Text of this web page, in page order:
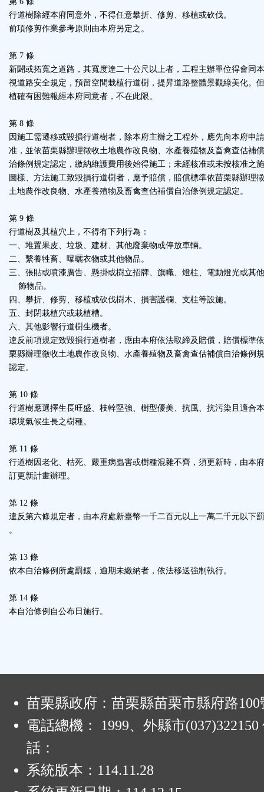
行道樹除經本府同意外，不得任意攀折、修剪、移植或砍伐。
前項修剪作業參考原則由本府另定之。
第 7 條
新闢或拓寬之道路，其寬度達二十公尺以上者，工程主辦單位得會同
視道路安全規定，預留空間栽植行道樹，提昇道路整體景觀綠美化。
植確有困難報經本府同意者，不在此限。
第 8 條
因施工需遷移或毀損行道樹者，除本府主辦之工程外，應先向本府申
准，並依苗栗縣辦理徵收土地農作改良物、水產養殖物及畜禽查估補
治條例規定認定，繳納維護費用後始得施工；未經核准或未按核准之
圖樣、方法施工致毀損行道樹者，應予賠償，賠償標準依苗栗縣辦理
土地農作改良物、水產養殖物及畜禽查估補償自治條例規定認定。
第 9 條
行道樹及其植穴上，不得有下列行為：
一、堆置果皮、垃圾、建材、其他廢棄物或停放車輛。
二、繫養牲畜、曝曬衣物或其他物品。
三、張貼或噴漆廣告、懸掛或樹立招牌、旗幟、燈柱、電動燈光或其
飾物品。
四、攀折、修剪、移植或砍伐樹木、損害護欄、支柱等設施。
五、封閉栽植穴或栽植槽。
六、其他影響行道樹生機者。
違反前項規定致毀損行道樹者，應由本府依法取締及賠償，賠償標準
栗縣辦理徵收土地農作改良物、水產養殖物及畜禽查估補償自治條例
認定。
第 10 條
行道樹應選擇生長旺盛、枝幹堅強、樹型優美、抗風、抗污染且適合
環境氣候生長之樹種。
第 11 條
行道樹因老化、枯死、嚴重病蟲害或樹種混雜不齊，須更新時，由本
訂更新計畫辦理。
第 12 條
違反第六條規定者，由本府處新臺幣一千二百元以上一萬二千元以下
。
第 13 條
依本自治條例所處罰鍰，逾期未繳納者，依法移送強制執行。
第 14 條
本自治條例自公布日施行。
苗栗縣政府：苗栗縣苗栗市縣府路100
電話總機： 1999、外縣市(037)322150
話：
系統版本： 114.11.28